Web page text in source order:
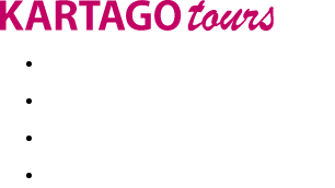
Last minute Dovolenkové kluby